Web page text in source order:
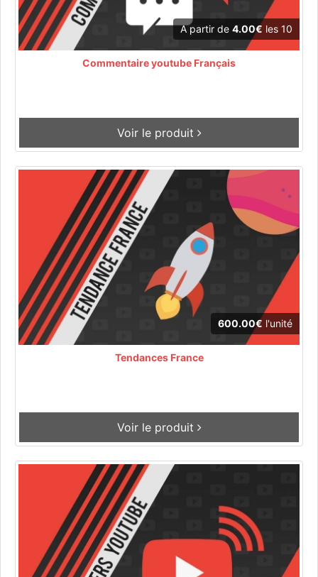
A partir de 4.00€ les 10
Commentaire youtube Français
Voir le produit
600.00€ l'unité
Tendances France
Voir le produit